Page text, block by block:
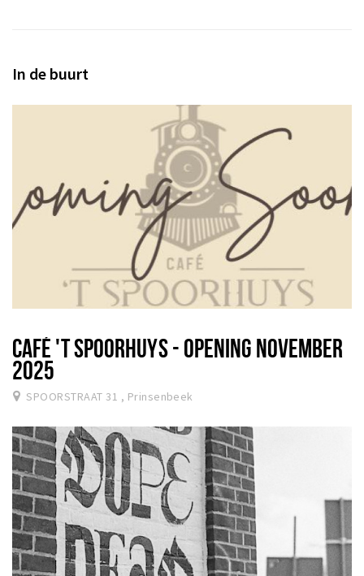
In de buurt
CAFÉ 'T SPOORHUYS - OPENING NOVEMBER
2025
SPOORSTRAAT 31 , Prinsenbeek